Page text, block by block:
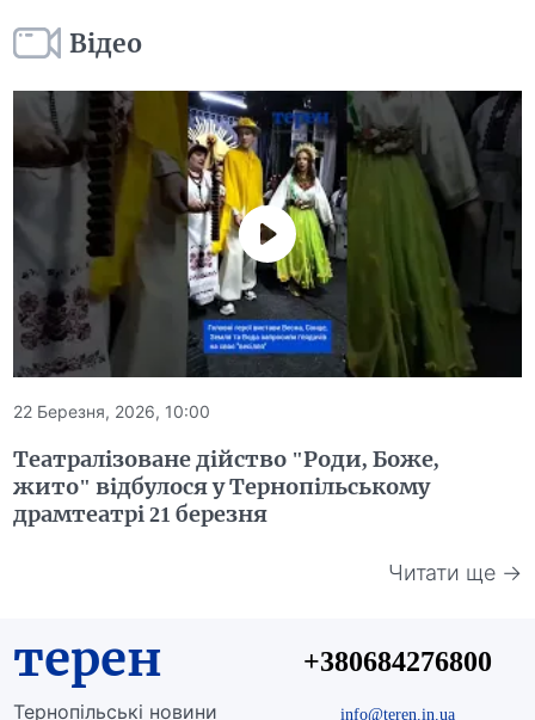
Відео
22 Березня, 2026, 10:00
Театралізоване дійство "Роди, Боже,
жито" відбулося у Тернопільському
драмтеатрі 21 березня
Читати ще →
терен
Тернопільські новини
+380684276800
info@teren.in.ua